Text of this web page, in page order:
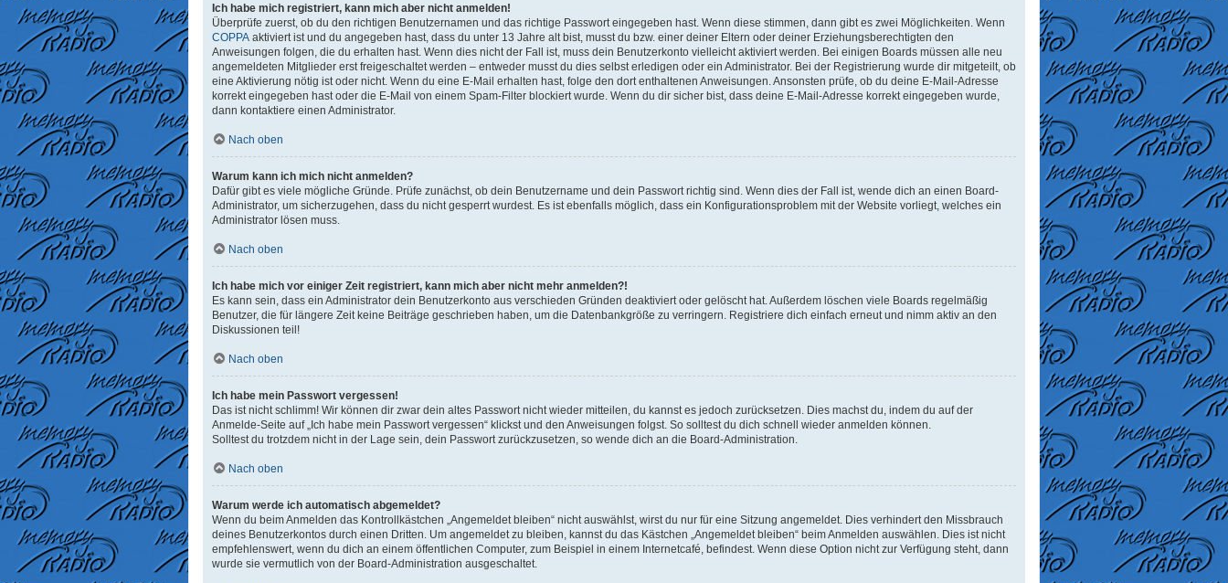
Ich habe mich registriert, kann mich aber nicht anmelden!
Überprüfe zuerst, ob du den richtigen Benutzernamen und das richtige Passwort eingegeben hast. Wenn diese stimmen, dann gibt es zwei Möglichkeiten. Wenn
COPPA aktiviert ist und du angegeben hast, dass du unter 13 Jahre alt bist, musst du bzw. einer deiner Eltern oder deiner Erziehungsberechtigten den
Anweisungen folgen, die du erhalten hast. Wenn dies nicht der Fall ist, muss dein Benutzerkonto vielleicht aktiviert werden. Bei einigen Boards müssen alle neu
angemeldeten Mitglieder erst freigeschaltet werden – entweder musst du dies selbst erledigen oder ein Administrator. Bei der Registrierung wurde dir mitgeteilt, ob
eine Aktivierung nötig ist oder nicht. Wenn du eine E-Mail erhalten hast, folge den dort enthaltenen Anweisungen. Ansonsten prüfe, ob du deine E-Mail-Adresse
korrekt eingegeben hast oder die E-Mail von einem Spam-Filter blockiert wurde. Wenn du dir sicher bist, dass deine E-Mail-Adresse korrekt eingegeben wurde,
dann kontaktiere einen Administrator.
Nach oben
Warum kann ich mich nicht anmelden?
Dafür gibt es viele mögliche Gründe. Prüfe zunächst, ob dein Benutzername und dein Passwort richtig sind. Wenn dies der Fall ist, wende dich an einen Board-
Administrator, um sicherzugehen, dass du nicht gesperrt wurdest. Es ist ebenfalls möglich, dass ein Konfigurationsproblem mit der Website vorliegt, welches ein
Administrator lösen muss.
Nach oben
Ich habe mich vor einiger Zeit registriert, kann mich aber nicht mehr anmelden?!
Es kann sein, dass ein Administrator dein Benutzerkonto aus verschieden Gründen deaktiviert oder gelöscht hat. Außerdem löschen viele Boards regelmäßig
Benutzer, die für längere Zeit keine Beiträge geschrieben haben, um die Datenbankgröße zu verringern. Registriere dich einfach erneut und nimm aktiv an den
Diskussionen teil!
Nach oben
Ich habe mein Passwort vergessen!
Das ist nicht schlimm! Wir können dir zwar dein altes Passwort nicht wieder mitteilen, du kannst es jedoch zurücksetzen. Dies machst du, indem du auf der
Anmelde-Seite auf „Ich habe mein Passwort vergessen“ klickst und den Anweisungen folgst. So solltest du dich schnell wieder anmelden können.
Solltest du trotzdem nicht in der Lage sein, dein Passwort zurückzusetzen, so wende dich an die Board-Administration.
Nach oben
Warum werde ich automatisch abgemeldet?
Wenn du beim Anmelden das Kontrollkästchen „Angemeldet bleiben“ nicht auswählst, wirst du nur für eine Sitzung angemeldet. Dies verhindert den Missbrauch
deines Benutzerkontos durch einen Dritten. Um angemeldet zu bleiben, kannst du das Kästchen „Angemeldet bleiben“ beim Anmelden auswählen. Dies ist nicht
empfehlenswert, wenn du dich an einem öffentlichen Computer, zum Beispiel in einem Internetcafé, befindest. Wenn diese Option nicht zur Verfügung steht, dann
wurde sie vermutlich von der Board-Administration ausgeschaltet.